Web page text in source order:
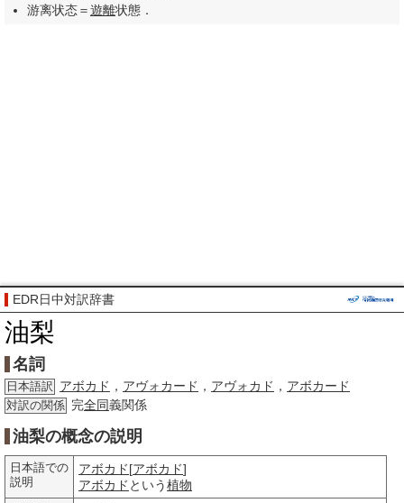
游离状态＝遊離状態．
EDR日中対訳辞書
油梨
名詞
日本語訳 アボカド ， アヴォカード ， アヴォカド ， アボカード
対訳の関係 完全同義関係
油梨の概念の説明
日本語での
説明
アボカド[アボカド]
アボカド という植物